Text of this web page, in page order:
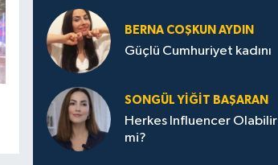
BERNA COŞKUN AYDIN
Güçlü Cumhuriyet kadını
SONGÜL YIĞIT BAŞARAN
Herkes Influencer Olabilir
mi?